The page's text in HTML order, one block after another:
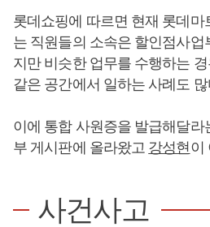
롯데쇼핑에 따르면 현재 롯데
는 직원들의 소속은 할인점사업
지만 비슷한 업무를 수행하는
같은 공간에서 일하는 사례도
이에 통합 사원증을 발급해달라
부 게시판에 올라왔고 강성현 이
사건사고